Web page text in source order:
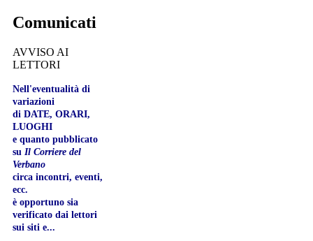
Comunicati
AVVISO AI
LETTORI
Nell'eventualità di
variazioni
di DATE, ORARI,
LUOGHI
e quanto pubblicato
su Il Corriere del
Verbano
circa incontri, eventi,
ecc.
è opportuno sia
verificato dai lettori
sui siti e...